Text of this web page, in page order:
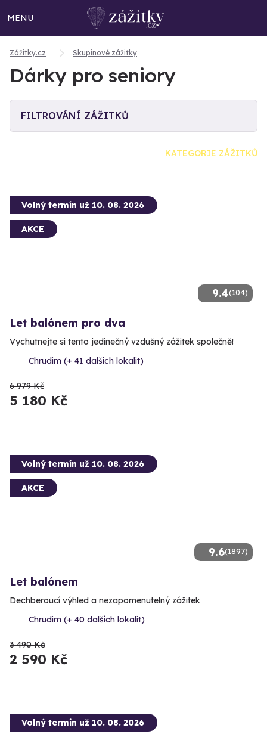
MENU
Zážitky.cz Skupinové zážitky
Dárky pro seniory
FILTROVÁNÍ ZÁŽITKŮ
KATEGORIE ZÁŽITKŮ
9.4(104)
Volný termín už 10. 08. 2026
AKCE
Let balónem pro dva
Vychutnejte si tento jedinečný vzdušný zážitek společně!
Chrudim (+ 41 dalších lokalit)
6 979 Kč
5 180 Kč
9.6(1897)
Volný termín už 10. 08. 2026
AKCE
Let balónem
Dechberoucí výhled a nezapomenutelný zážitek
Chrudim (+ 40 dalších lokalit)
3 490 Kč
2 590 Kč
Volný termín už 10. 08. 2026